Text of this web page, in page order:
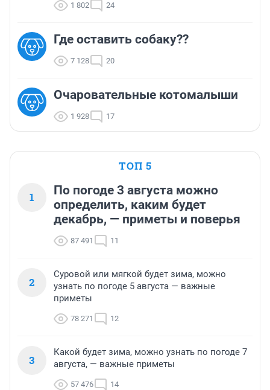
1 802 24
Где оставить собаку??
7 128 20
Очаровательные котомалыши
1 928 17
ТОП 5
1
По погоде 3 августа можно
определить, каким будет
декабрь, — приметы и поверья
87 491 11
2
Суровой или мягкой будет зима, можно
узнать по погоде 5 августа — важные
приметы
78 271 12
3
Какой будет зима, можно узнать по погоде 7
августа, — важные приметы
57 476 14